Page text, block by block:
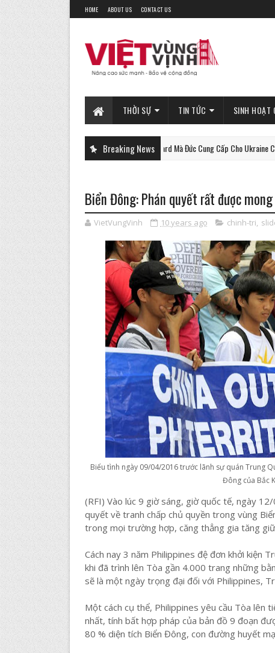
HOME ABOUT US CONTACT US
THỜI SỰ TIN TỨC SINH HOẠT
Breaking News
PHAN-TICH Xe Tăng Gepard Mà Đức Cung Cấp Cho Ukraine Có Thể
Biển Đông: Phán quyết rất được
VietVungVinh 10 years ago chinh-tri,
Biểu tình ngày 09/04/2016 trước lãnh sự quán Trung
Đông của Bắc
(RFI) Vào lúc 9 giờ sáng, giờ quốc tế, ngày
quyết về tranh chấp chủ quyền trong vùng
trong mọi trường hợp, căng thẳng gia tăng
Cách nay 3 năm Philippines đệ đơn khởi kiện
khi đã trình lên Tòa gần 4.000 trang những
sẽ là một ngày trọng đại đối với Philippines,
Một cách cụ thể, Philippines yêu cầu Tòa lên
nhất, tính bất hợp pháp của bản đồ 9 đoạn
80 % diện tích Biển Đông, con đường huyết